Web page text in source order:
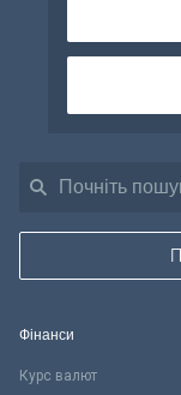
Фінанси
Курс валют